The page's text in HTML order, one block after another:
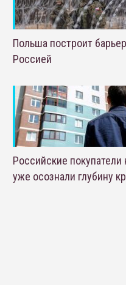
Польша построит
Россией
Российские
уже осознали глубину